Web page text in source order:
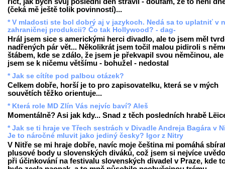
(čeká mě ještě tolik povinností)...
* V mladosti ste bol dobrý aj v jazykoch. Nedá sa to uplatniť v
zahraničnej produkcii? Čo tak Hollywood? - dag-
Hrál jsem sice s americkými herci divadlo, ale to jsem měl
nadřených pár vět... Několikrát jsem točil malou pidiroli s
štábem, kde se zdálo, že jsem je překvapil svou němčinou,
jsem se k ničemu většímu - bohužel - nedostal
* Jak se cítíte pod palbou otázek?
Celkem dobře, horší je to pro zapisovatelku, která se v mých
souvětích těžko orientuje...
* Která role MD Zlín Vás nejvíc baví? Aleš
Momentálně? Asi jak kdy... Snad z těch posledních hrabě
* Jak se ti hraje ve Třech sestrách v Divadle Andreja Bagára v
Je to náročné mluvit jako jediný česky? Igor z Nitry
V Nitře se mi hraje dobře, navíc moje čeština mi pomáhá
plusové body u slovenských diváků, což jsem si nejvíce
při účinkování na festivalu slovenských divadel v Praze, kde